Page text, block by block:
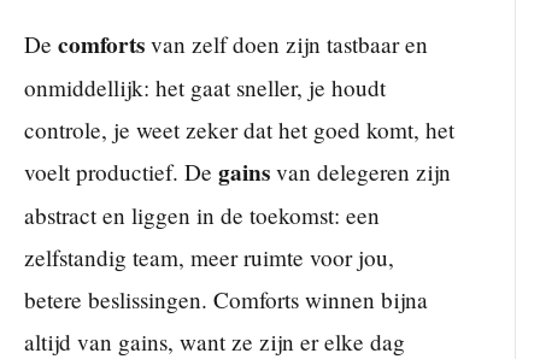
De comforts van zelf doen zijn tastbaar en
onmiddellijk: het gaat sneller, je houdt
controle, je weet zeker dat het goed komt, het
voelt productief. De gains van delegeren zijn
abstract en liggen in de toekomst: een
zelfstandig team, meer ruimte voor jou,
betere beslissingen. Comforts winnen bijna
altijd van gains, want ze zijn er elke dag